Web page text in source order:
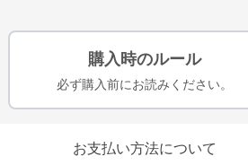
購入時のルール
必ず購入前にお読みください。
お支払い方法について